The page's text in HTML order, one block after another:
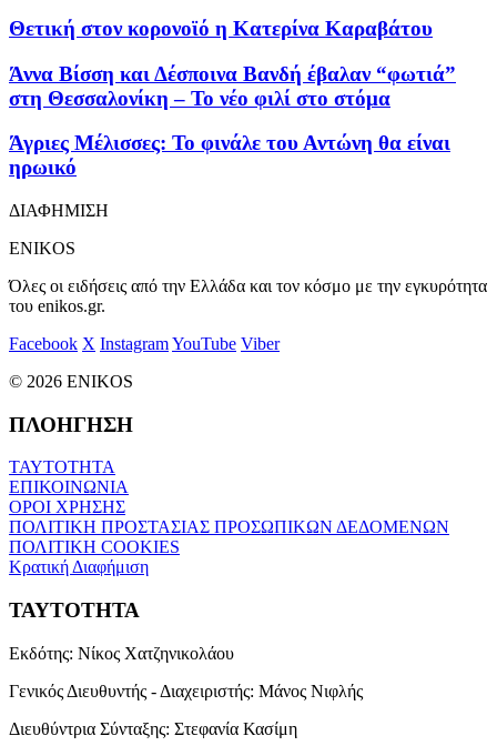
Θετική στον κορονοϊό η Κατερίνα Καραβάτου
Άννα Βίσση και Δέσποινα Βανδή έβαλαν “φωτιά”
στη Θεσσαλονίκη – Το νέο φιλί στο στόμα
Άγριες Μέλισσες: Το φινάλε του Αντώνη θα είναι
ηρωικό
ΔΙΑΦΗΜΙΣΗ
ENIKOS
Όλες οι ειδήσεις από την Ελλάδα και τον κόσμο με την εγκυρότητα
του enikos.gr.
Facebook X InstagramYouTube Viber
© 2026 ENIKOS
ΠΛΟΗΓΗΣΗ
ΤΑΥΤΟΤΗΤΑ
ΕΠΙΚΟΙΝΩΝΙΑ
ΟΡΟΙ ΧΡΗΣΗΣ
ΠΟΛΙΤΙΚΗ ΠΡΟΣΤΑΣΙΑΣ ΠΡΟΣΩΠΙΚΩΝ ΔΕΔΟΜΕΝΩΝ
ΠΟΛΙΤΙΚΗ COOKIES
Κρατική Διαφήμιση
ΤΑΥΤΟΤΗΤΑ
Εκδότης: Νίκος Χατζηνικολάου
Γενικός Διευθυντής - Διαχειριστής: Μάνος Νιφλής
Διευθύντρια Σύνταξης: Στεφανία Κασίμη